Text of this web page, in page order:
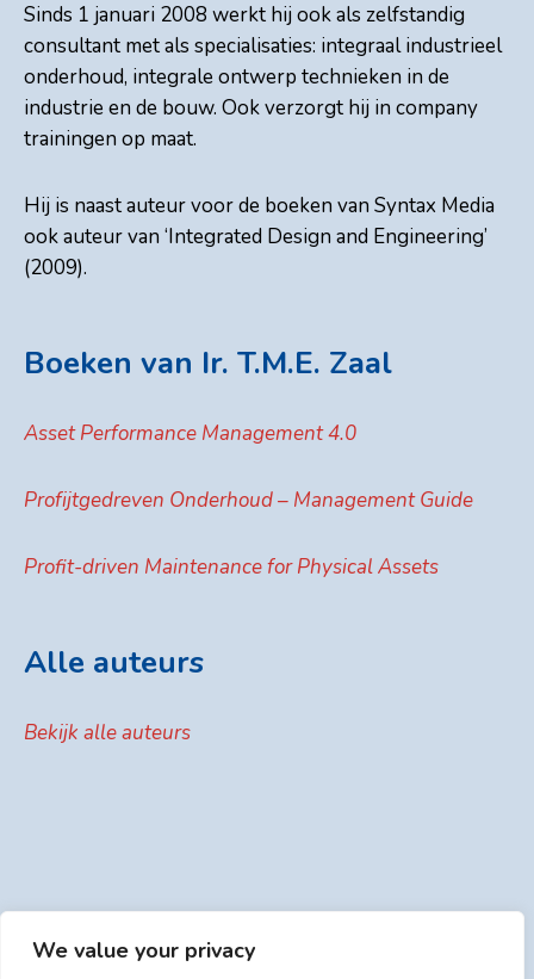
We value your privacy
Sinds 1 januari 2008 werkt hij ook als zelfstandig
consultant met als specialisaties: integraal industrieel
onderhoud, integrale ontwerp technieken in de
industrie en de bouw. Ook verzorgt hij in company
trainingen op maat.
Hij is naast auteur voor de boeken van Syntax Media
ook auteur van ‘Integrated Design and Engineering’
(2009).
Boeken van Ir. T.M.E. Zaal
Asset Performance Management 4.0
Profijtgedreven Onderhoud – Management Guide
Profit-driven Maintenance for Physical Assets
Alle auteurs
Bekijk alle auteurs